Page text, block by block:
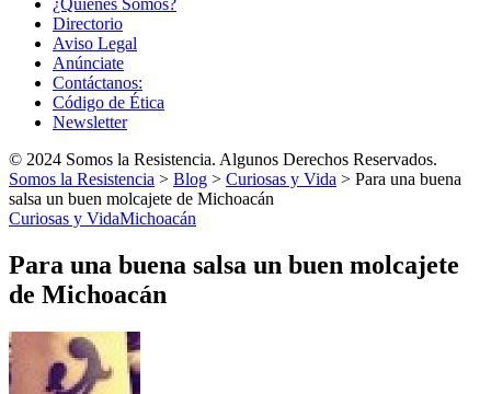
¿Quiénes Somos?
Directorio
Aviso Legal
Anúnciate
Contáctanos:
Código de Ética
Newsletter
© 2024 Somos la Resistencia. Algunos Derechos Reservados.
Somos la Resistencia > Blog > Curiosas y Vida > Para una buena
salsa un buen molcajete de Michoacán
Curiosas y VidaMichoacán
Para una buena salsa un buen molcajete
de Michoacán